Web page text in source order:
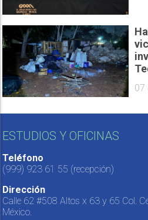
07
ESTUDIOS Y OFICINAS
Teléfono
(999) 923 61 55 (recepción)
Dirección
Calle 62 #508 Altos x 63 y 65 Col.
México.